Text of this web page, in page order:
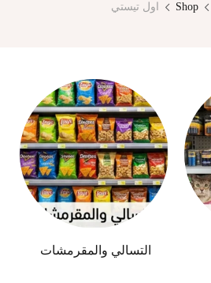
Shop اول تيستي
التسالي والمقرمشات